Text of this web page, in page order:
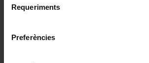
consultar laPolítica de galetes del lloc
Requeriments
Preferències
Reconeixement de crèdits